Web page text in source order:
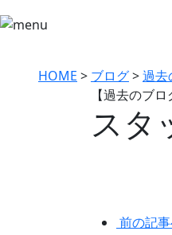
HOME > ブログ>過去
【過去のブロ
スタ
前の記